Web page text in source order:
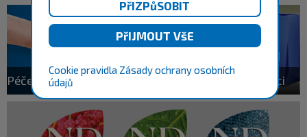
Cookie pravidla Zásady ochrany osobních
údajů
Péče o domácího mazlíčka Autorizovaní prodejci